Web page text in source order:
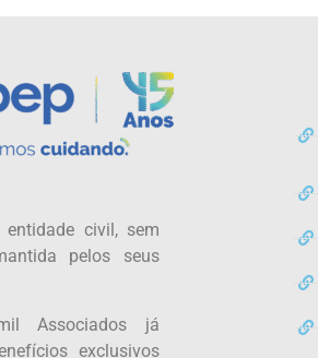
civil, sem
pelos seus
Associados já
exclusivos